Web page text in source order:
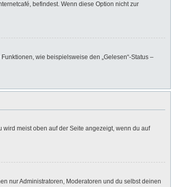
befindest. Wenn diese Option nicht zur
wie beispielsweise den „Gelesen“-Status –
meist oben auf der Seite angezeigt, wenn du auf
nur Administratoren, Moderatoren und du selbst deinen